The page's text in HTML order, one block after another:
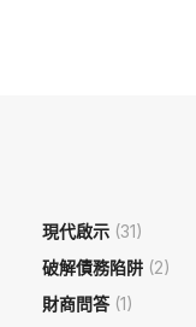
現代啟示 (31)
破解債務陷阱 (2)
財商問答(1)